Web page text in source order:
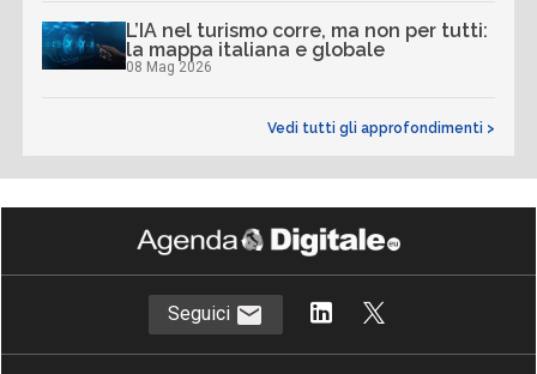
L’IA nel turismo corre, ma non per tutti:
la mappa italiana e globale
08 Mag 2026
Vedi tutti gli approfondimenti >
Seguici